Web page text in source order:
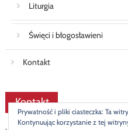
Liturgia
Święci i błogosławieni
Kontakt
Kontakt
Prywatność i pliki ciasteczka: Ta
Kontynuując korzystanie z tej